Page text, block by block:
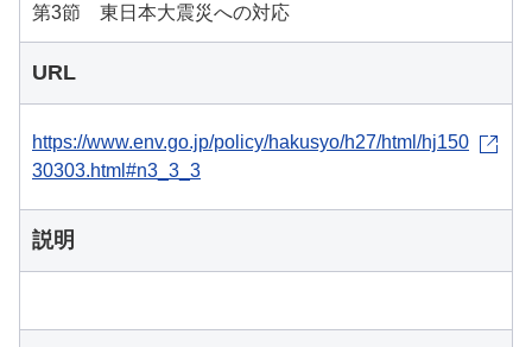
第3節 東日本大震災への対応
URL
https://www.env.go.jp/policy/hakusyo/h27/html/hj150
30303.html#n3_3_3
説明